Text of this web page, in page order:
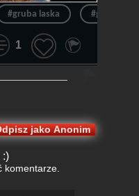
#gruba laska #gruba
1
jako Anonim
:)
komentarze.